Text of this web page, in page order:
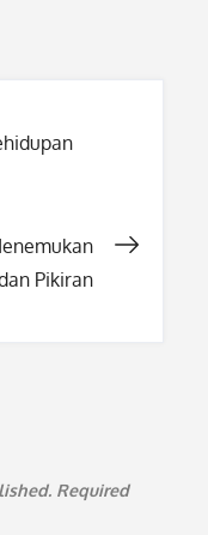
Pikiran
Required